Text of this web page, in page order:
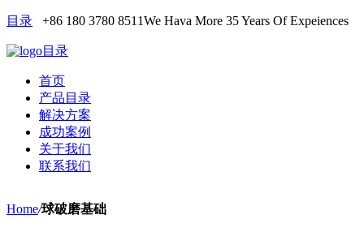
目录 +86 180 3780 8511We Hava More 35 Years Of Expeiences
目录
首页
产品目录
解决方案
成功案例
关于我们
联系我们
Home/球破磨基础